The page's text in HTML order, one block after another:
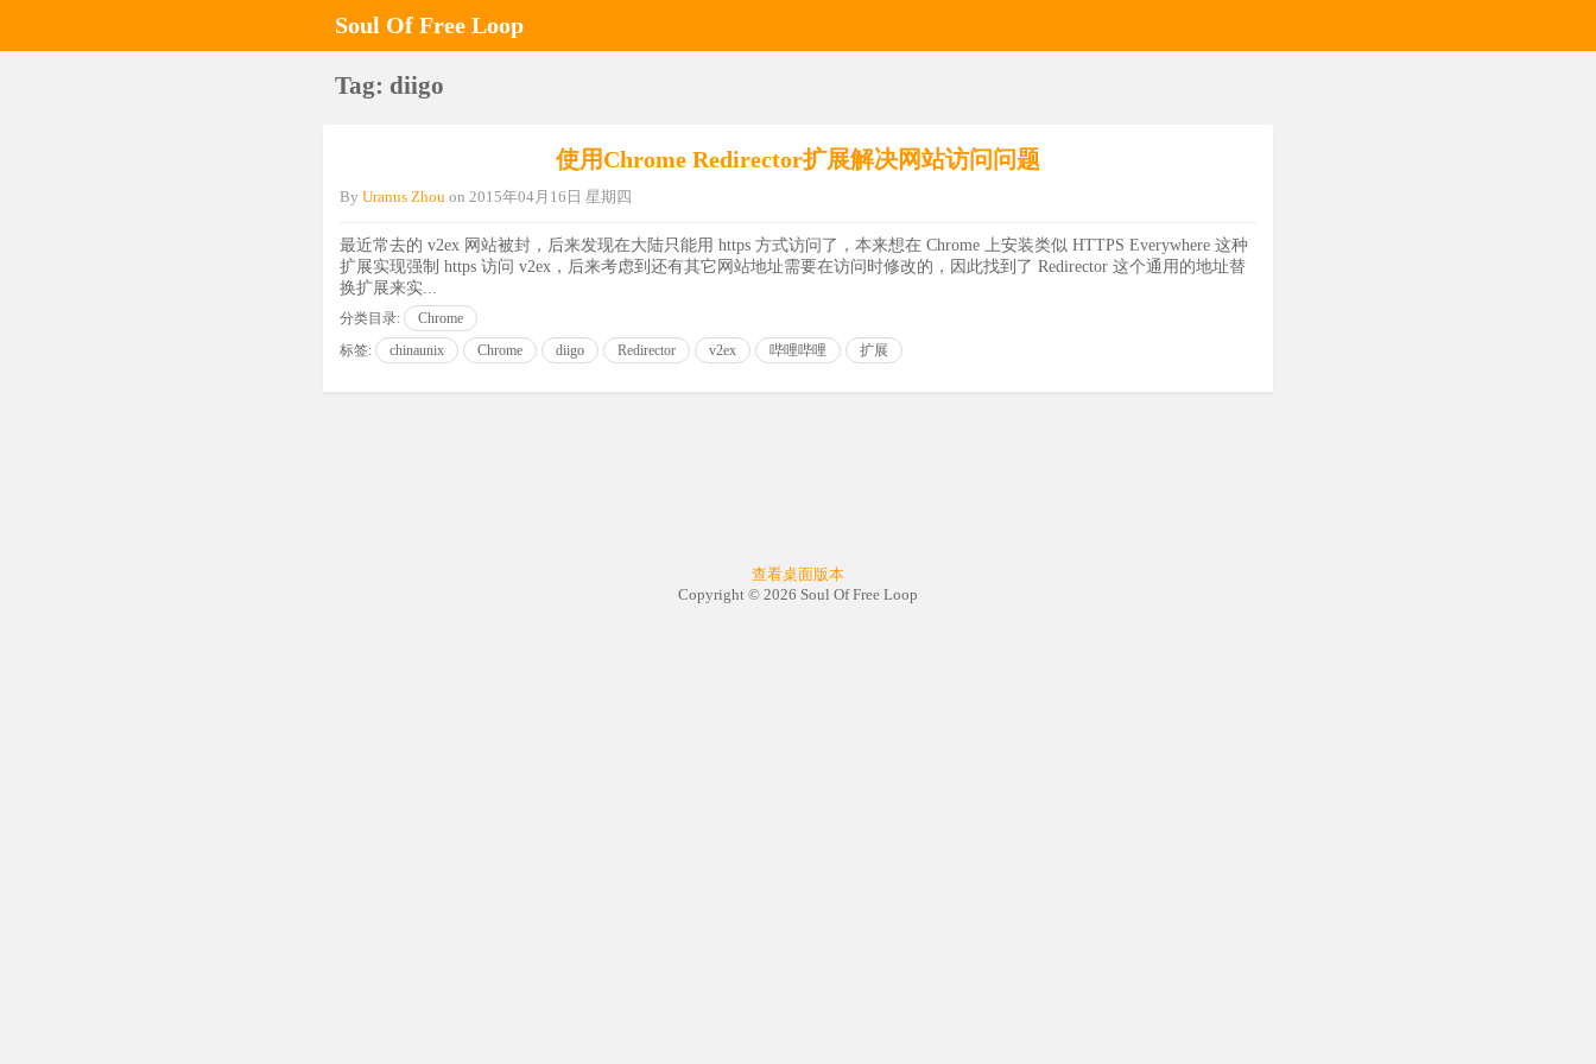
Soul Of Free Loop
Tag: diigo
使用Chrome Redirector扩展解决网站访问问题
By Uranus Zhou on 2015年04月16日 星期四
最近常去的 v2ex 网站被封，后来发现在大陆只能用 https 方式访问了，本来想在 Chrome 上安装类似 HTTPS Everywhere 这种
扩展实现强制 https 访问 v2ex，后来考虑到还有其它网站地址需要在访问时修改的，因此找到了 Redirector 这个通用的地址替
换扩展来实...
分类目录:
Chrome
标签:
chinaunix Chrome diigo Redirector v2ex 哔哩哔哩 扩展
查看桌面版本
Copyright © 2026 Soul Of Free Loop